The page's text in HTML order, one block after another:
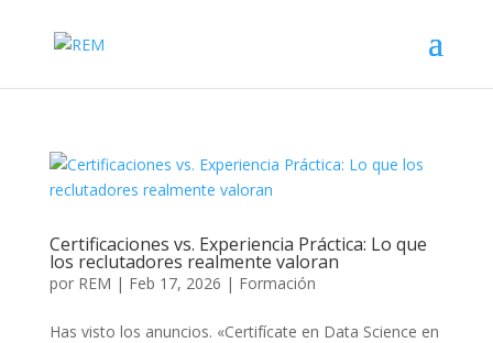
Certificaciones vs. Experiencia Práctica: Lo que
los reclutadores realmente valoran
por REM | Feb 17, 2026 | Formación
Has visto los anuncios. «Certifícate en Data Science en